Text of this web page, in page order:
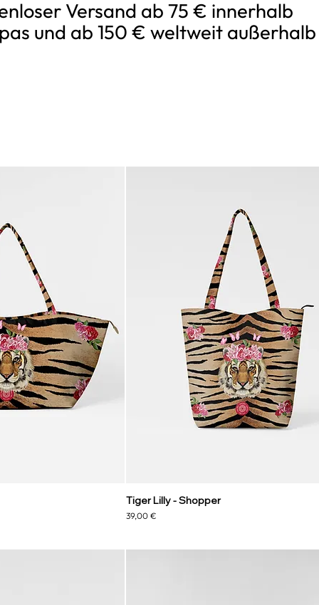
Versand ab 75 € innerhalb
und ab 150 € weltweit
Tiger Lilly - Shopper
Preis
39,00 €